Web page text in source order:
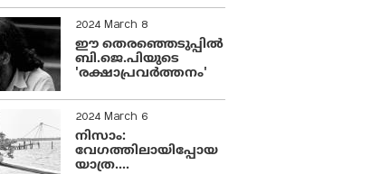
2024 March 8
ഈ തെരഞ്ഞെടുപ്പില്‍
ബി.ജെ.പിയുടെ
'രക്ഷാപ്രവര്‍ത്തനം'
2024 March 6
നിസാം:
വേഗത്തിലായിപ്പോയ
യാത്ര....